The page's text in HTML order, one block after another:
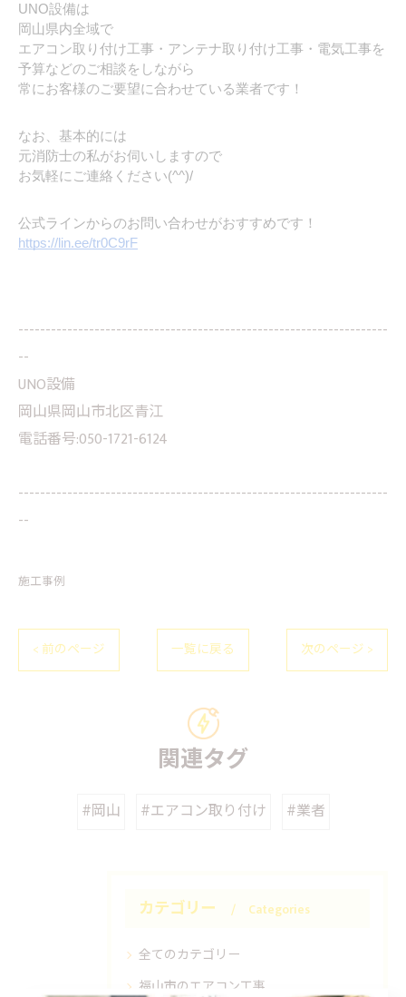
UNO設備は
岡山県内全域で
エアコン取り付け工事・アンテナ取り付け工事・電気工事を
予算などのご相談をしながら
常にお客様のご要望に合わせている業者です！
なお、基本的には
元消防士の私がお伺いしますので
お気軽にご連絡ください(^^)/
公式ラインからのお問い合わせがおすすめです！
https://lin.ee/tr0C9rF
--------------------------------------------------------------------
--
UNO設備
岡山県岡山市北区青江
電話番号:050-1721-6124
--------------------------------------------------------------------
--
施工事例
< 前のページ 一覧に戻る 次のページ >
関連タグ
#岡山 #エアコン取り付け #業者
カテゴリー Categories
全てのカテゴリー
福山市のエアコン工事